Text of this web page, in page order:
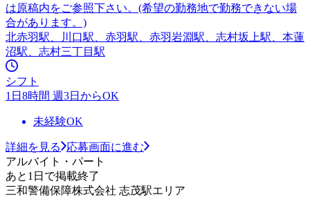
は原稿内をご参照下さい。(希望の勤務地で勤務できない場
合があります。)
北赤羽駅、川口駅、赤羽駅、赤羽岩淵駅、志村坂上駅、本蓮
沼駅、志村三丁目駅
シフト
1日8時間 週3日からOK
未経験OK
詳細を見る
応募画面に進む
アルバイト・パート
あと1日で掲載終了
三和警備保障株式会社 志茂駅エリア